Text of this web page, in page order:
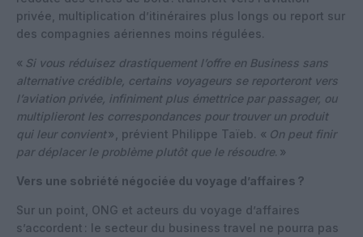
privée, multiplication d’itinéraires plus longs ou report sur
des compagnies aériennes moins régulées.
« Si vous réduisez drastiquement l’offre en Business sans
alternative crédible, certains voyageurs se reporteront vers
l’aviation privée, infiniment plus émettrice par passager, ou
multiplieront les correspondances pour trouver un produit
qui leur convient», prévient Philippe Taïeb. « On peut finir
par déplacer le problème plutôt que le résoudre. »
Vers une sobriété négociée du voyage d’affaires ?
Sur un point, ONG et acteurs du voyage d’affaires
s’accordent : le secteur du business travel ne pourra pas